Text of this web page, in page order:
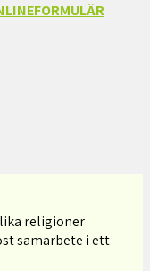
religioner
samarbete i ett